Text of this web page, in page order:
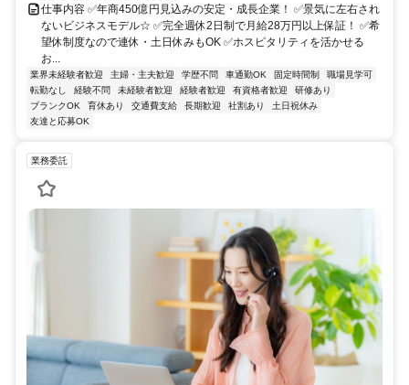
仕事内容 ✅年商450億円見込みの安定・成長企業！ ✅景気に左右され
ないビジネスモデル☆ ✅完全週休2日制で月給28万円以上保証！ ✅希
望休制度なので連休・土日休みもOK ✅ホスピタリティを活かせる
お...
業界未経験者歓迎 主婦・主夫歓迎 学歴不問 車通勤OK 固定時間制
職場見学可
転勤なし
経験不問 未経験者歓迎 経験者歓迎 有資格者歓迎
研修あり
ブランクOK
育休あり 交通費支給 長期歓迎 社割あり
土日祝休み
友達と応募OK
業務委託